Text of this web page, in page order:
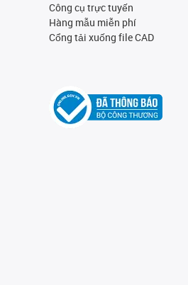
Công cụ trực tuyến
Hàng mẫu miễn phí
Cổng tải xuống file CAD